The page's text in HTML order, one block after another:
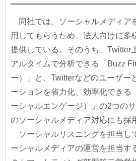
同社では、ソーシャルメディア
用してもらうため、法人向けに多
提供している。そのうち、Twitter
アルタイムで分析できる「Buzz
ー）」と、Twitterなどのユーザー
ーションを省力化、効率化できる
ーシャルエンゲージ）」の2つの
のソーシャルメディア対応にも採
ソーシャルリスニングを担当し
ーシャルメディアの運営を担当す